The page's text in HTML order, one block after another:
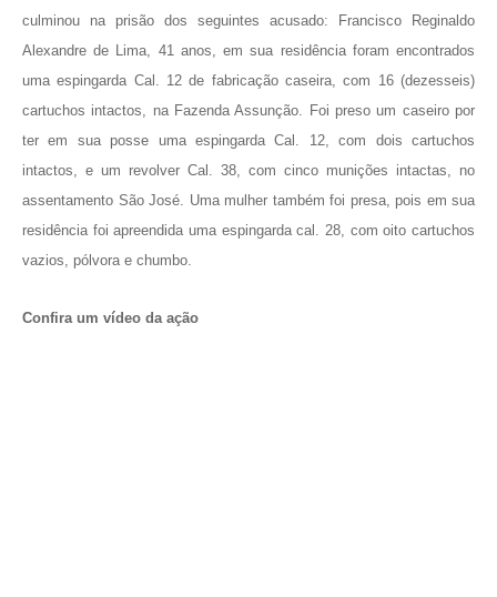
culminou na prisão dos seguintes acusado: Francisco Reginaldo
Alexandre de Lima, 41 anos, em sua residência foram encontrados
uma espingarda Cal. 12 de fabricação caseira, com 16 (dezesseis)
cartuchos intactos, na Fazenda Assunção. Foi preso um caseiro por
ter em sua posse uma espingarda Cal. 12, com dois cartuchos
intactos, e um revolver Cal. 38, com cinco munições intactas, no
assentamento São José. Uma mulher também foi presa, pois em sua
residência foi apreendida uma espingarda cal. 28, com oito cartuchos
vazios, pólvora e chumbo.
Confira um vídeo da ação